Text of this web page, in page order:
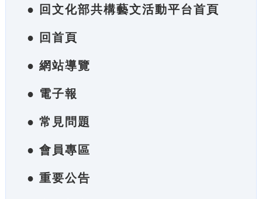
● 回文化部共構藝文活動平台首頁
● 回首頁
● 網站導覽
● 電子報
● 常見問題
● 會員專區
● 重要公告